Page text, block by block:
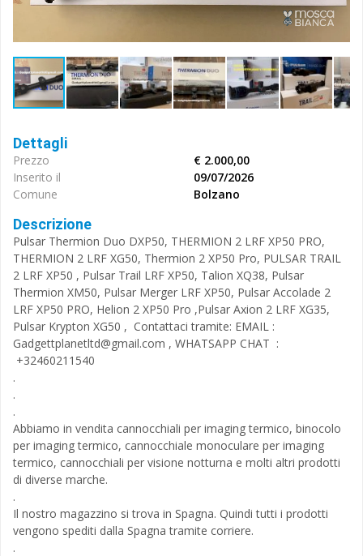
Dettagli
Prezzo
€ 2.000,00
Inserito il
09/07/2026
Comune
Bolzano
Descrizione
Pulsar Thermion Duo DXP50, THERMION 2 LRF XP50 PRO,
THERMION 2 LRF XG50, Thermion 2 XP50 Pro, PULSAR TRAIL
2 LRF XP50 , Pulsar Trail LRF XP50, Talion XQ38, Pulsar
Thermion XM50, Pulsar Merger LRF XP50, Pulsar Accolade 2
LRF XP50 PRO, Helion 2 XP50 Pro ,Pulsar Axion 2 LRF XG35,
Pulsar Krypton XG50 , Contattaci tramite: EMAIL :
Gadgettplanetltd@gmail.com , WHATSAPP CHAT :
+32460211540
.
.
.
Abbiamo in vendita cannocchiali per imaging termico, binocolo
per imaging termico, cannocchiale monoculare per imaging
termico, cannocchiali per visione notturna e molti altri prodotti
di diverse marche.
.
Il nostro magazzino si trova in Spagna. Quindi tutti i prodotti
vengono spediti dalla Spagna tramite corriere.
.